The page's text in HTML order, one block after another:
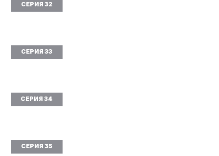
СЕРИЯ 32
СЕРИЯ 33
СЕРИЯ 34
СЕРИЯ 35